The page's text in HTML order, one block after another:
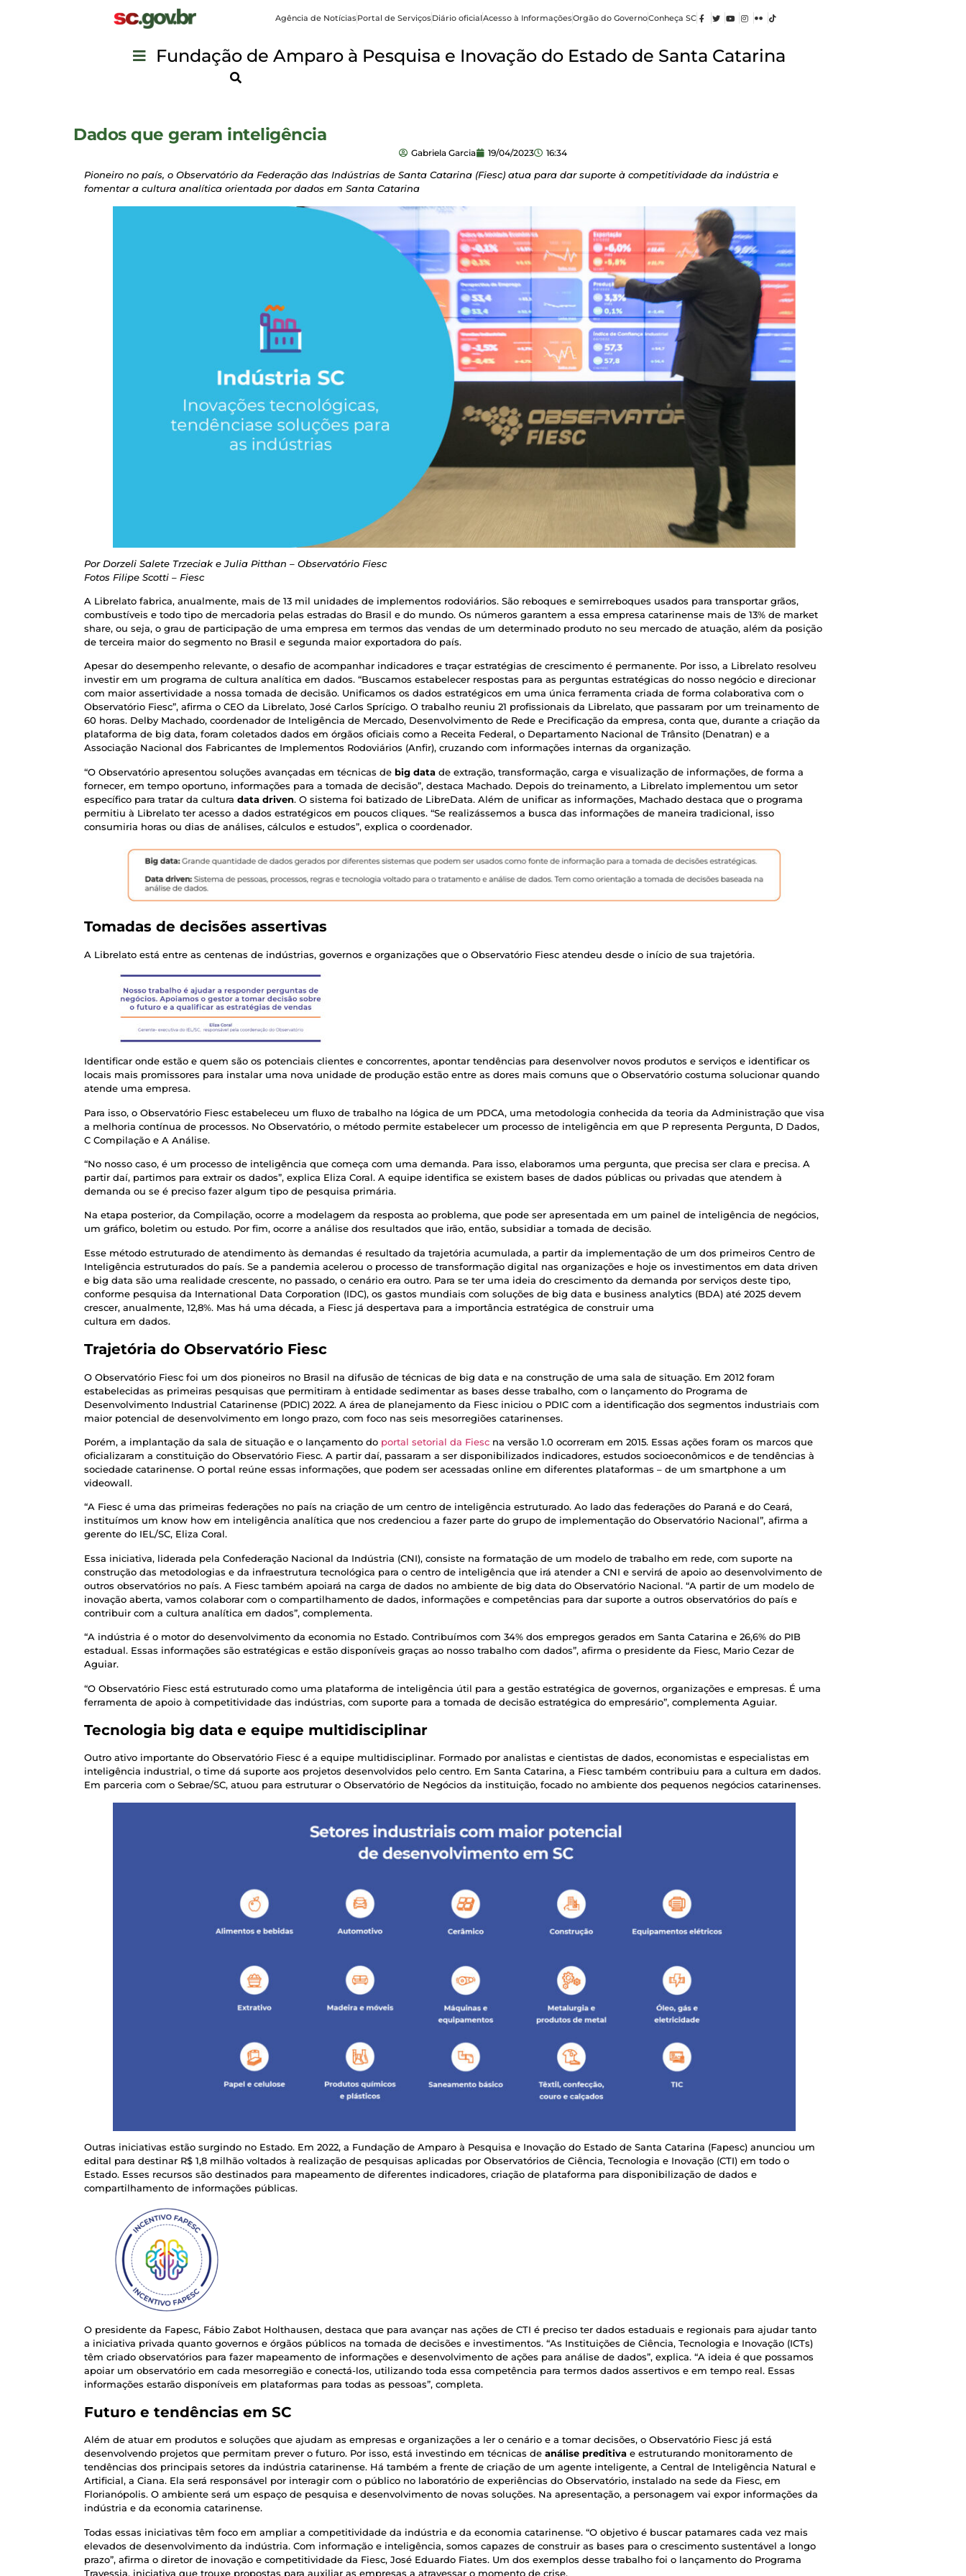
Agência de NotíciasPortal de ServiçosDiário oficialAcesso à InformaçõesOrgão do GovernoConheça SC
Fundação de Amparo à Pesquisa e Inovação do Estado de Santa Catarina
Dados que geram inteligência
Gabriela Garcia 19/04/2023 16:34
Pioneiro no país, o Observatório da Federação das Indústrias de Santa Catarina (Fiesc) atua para dar suporte à competitividade da indústria e
fomentar a cultura analítica orientada por dados em Santa Catarina
Por Dorzeli Salete Trzeciak e Julia Pitthan – Observatório Fiesc
Fotos Filipe Scotti – Fiesc
A Librelato fabrica, anualmente, mais de 13 mil unidades de implementos rodoviários. São reboques e semirreboques usados para transportar grãos,
combustíveis e todo tipo de mercadoria pelas estradas do Brasil e do mundo. Os números garantem a essa empresa catarinense mais de 13% de market
share, ou seja, o grau de participação de uma empresa em termos das vendas de um determinado produto no seu mercado de atuação, além da posição
de terceira maior do segmento no Brasil e segunda maior exportadora do país.
Apesar do desempenho relevante, o desafio de acompanhar indicadores e traçar estratégias de crescimento é permanente. Por isso, a Librelato resolveu
investir em um programa de cultura analítica em dados. “Buscamos estabelecer respostas para as perguntas estratégicas do nosso negócio e direcionar
com maior assertividade a nossa tomada de decisão. Unificamos os dados estratégicos em uma única ferramenta criada de forma colaborativa com o
Observatório Fiesc”, afirma o CEO da Librelato, José Carlos Sprícigo. O trabalho reuniu 21 profissionais da Librelato, que passaram por um treinamento de
60 horas. Delby Machado, coordenador de Inteligência de Mercado, Desenvolvimento de Rede e Precificação da empresa, conta que, durante a criação da
plataforma de big data, foram coletados dados em órgãos oficiais como a Receita Federal, o Departamento Nacional de Trânsito (Denatran) e a
Associação Nacional dos Fabricantes de Implementos Rodoviários (Anfir), cruzando com informações internas da organização.
“O Observatório apresentou soluções avançadas em técnicas de big data de extração, transformação, carga e visualização de informações, de forma a
fornecer, em tempo oportuno, informações para a tomada de decisão”, destaca Machado. Depois do treinamento, a Librelato implementou um setor
específico para tratar da cultura data driven. O sistema foi batizado de LibreData. Além de unificar as informações, Machado destaca que o programa
permitiu à Librelato ter acesso a dados estratégicos em poucos cliques. “Se realizássemos a busca das informações de maneira tradicional, isso
consumiria horas ou dias de análises, cálculos e estudos”, explica o coordenador.
Tomadas de decisões assertivas
A Librelato está entre as centenas de indústrias, governos e organizações que o Observatório Fiesc atendeu desde o início de sua trajetória.
Identificar onde estão e quem são os potenciais clientes e concorrentes, apontar tendências para desenvolver novos produtos e serviços e identificar os
locais mais promissores para instalar uma nova unidade de produção estão entre as dores mais comuns que o Observatório costuma solucionar quando
atende uma empresa.
Para isso, o Observatório Fiesc estabeleceu um fluxo de trabalho na lógica de um PDCA, uma metodologia conhecida da teoria da Administração que visa
a melhoria contínua de processos. No Observatório, o método permite estabelecer um processo de inteligência em que P representa Pergunta, D Dados,
C Compilação e A Análise.
“No nosso caso, é um processo de inteligência que começa com uma demanda. Para isso, elaboramos uma pergunta, que precisa ser clara e precisa. A
partir daí, partimos para extrair os dados”, explica Eliza Coral. A equipe identifica se existem bases de dados públicas ou privadas que atendem à
demanda ou se é preciso fazer algum tipo de pesquisa primária.
Na etapa posterior, da Compilação, ocorre a modelagem da resposta ao problema, que pode ser apresentada em um painel de inteligência de negócios,
um gráfico, boletim ou estudo. Por fim, ocorre a análise dos resultados que irão, então, subsidiar a tomada de decisão.
Esse método estruturado de atendimento às demandas é resultado da trajetória acumulada, a partir da implementação de um dos primeiros Centro de
Inteligência estruturados do país. Se a pandemia acelerou o processo de transformação digital nas organizações e hoje os investimentos em data driven
e big data são uma realidade crescente, no passado, o cenário era outro. Para se ter uma ideia do crescimento da demanda por serviços deste tipo,
conforme pesquisa da International Data Corporation (IDC), os gastos mundiais com soluções de big data e business analytics (BDA) até 2025 devem
crescer, anualmente, 12,8%. Mas há uma década, a Fiesc já despertava para a importância estratégica de construir uma
cultura em dados.
Trajetória do Observatório Fiesc
O Observatório Fiesc foi um dos pioneiros no Brasil na difusão de técnicas de big data e na construção de uma sala de situação. Em 2012 foram
estabelecidas as primeiras pesquisas que permitiram à entidade sedimentar as bases desse trabalho, com o lançamento do Programa de
Desenvolvimento Industrial Catarinense (PDIC) 2022. A área de planejamento da Fiesc iniciou o PDIC com a identificação dos segmentos industriais com
maior potencial de desenvolvimento em longo prazo, com foco nas seis mesorregiões catarinenses.
Porém, a implantação da sala de situação e o lançamento do portal setorial da Fiesc na versão 1.0 ocorreram em 2015. Essas ações foram os marcos que
oficializaram a constituição do Observatório Fiesc. A partir daí, passaram a ser disponibilizados indicadores, estudos socioeconômicos e de tendências à
sociedade catarinense. O portal reúne essas informações, que podem ser acessadas online em diferentes plataformas – de um smartphone a um
videowall.
“A Fiesc é uma das primeiras federações no país na criação de um centro de inteligência estruturado. Ao lado das federações do Paraná e do Ceará,
instituímos um know how em inteligência analítica que nos credenciou a fazer parte do grupo de implementação do Observatório Nacional”, afirma a
gerente do IEL/SC, Eliza Coral.
Essa iniciativa, liderada pela Confederação Nacional da Indústria (CNI), consiste na formatação de um modelo de trabalho em rede, com suporte na
construção das metodologias e da infraestrutura tecnológica para o centro de inteligência que irá atender a CNI e servirá de apoio ao desenvolvimento de
outros observatórios no país. A Fiesc também apoiará na carga de dados no ambiente de big data do Observatório Nacional. “A partir de um modelo de
inovação aberta, vamos colaborar com o compartilhamento de dados, informações e competências para dar suporte a outros observatórios do país e
contribuir com a cultura analítica em dados”, complementa.
“A indústria é o motor do desenvolvimento da economia no Estado. Contribuímos com 34% dos empregos gerados em Santa Catarina e 26,6% do PIB
estadual. Essas informações são estratégicas e estão disponíveis graças ao nosso trabalho com dados”, afirma o presidente da Fiesc, Mario Cezar de
Aguiar.
“O Observatório Fiesc está estruturado como uma plataforma de inteligência útil para a gestão estratégica de governos, organizações e empresas. É uma
ferramenta de apoio à competitividade das indústrias, com suporte para a tomada de decisão estratégica do empresário”, complementa Aguiar.
Tecnologia big data e equipe multidisciplinar
Outro ativo importante do Observatório Fiesc é a equipe multidisciplinar. Formado por analistas e cientistas de dados, economistas e especialistas em
inteligência industrial, o time dá suporte aos projetos desenvolvidos pelo centro. Em Santa Catarina, a Fiesc também contribuiu para a cultura em dados.
Em parceria com o Sebrae/SC, atuou para estruturar o Observatório de Negócios da instituição, focado no ambiente dos pequenos negócios catarinenses.
Outras iniciativas estão surgindo no Estado. Em 2022, a Fundação de Amparo à Pesquisa e Inovação do Estado de Santa Catarina (Fapesc) anunciou um
edital para destinar R$ 1,8 milhão voltados à realização de pesquisas aplicadas por Observatórios de Ciência, Tecnologia e Inovação (CTI) em todo o
Estado. Esses recursos são destinados para mapeamento de diferentes indicadores, criação de plataforma para disponibilização de dados e
compartilhamento de informações públicas.
O presidente da Fapesc, Fábio Zabot Holthausen, destaca que para avançar nas ações de CTI é preciso ter dados estaduais e regionais para ajudar tanto
a iniciativa privada quanto governos e órgãos públicos na tomada de decisões e investimentos. “As Instituições de Ciência, Tecnologia e Inovação (ICTs)
têm criado observatórios para fazer mapeamento de informações e desenvolvimento de ações para análise de dados”, explica. “A ideia é que possamos
apoiar um observatório em cada mesorregião e conectá-los, utilizando toda essa competência para termos dados assertivos e em tempo real. Essas
informações estarão disponíveis em plataformas para todas as pessoas”, completa.
Futuro e tendências em SC
Além de atuar em produtos e soluções que ajudam as empresas e organizações a ler o cenário e a tomar decisões, o Observatório Fiesc já está
desenvolvendo projetos que permitam prever o futuro. Por isso, está investindo em técnicas de análise preditiva e estruturando monitoramento de
tendências dos principais setores da indústria catarinense. Há também a frente de criação de um agente inteligente, a Central de Inteligência Natural e
Artificial, a Ciana. Ela será responsável por interagir com o público no laboratório de experiências do Observatório, instalado na sede da Fiesc, em
Florianópolis. O ambiente será um espaço de pesquisa e desenvolvimento de novas soluções. Na apresentação, a personagem vai expor informações da
indústria e da economia catarinense.
Todas essas iniciativas têm foco em ampliar a competitividade da indústria e da economia catarinense. “O objetivo é buscar patamares cada vez mais
elevados de desenvolvimento da indústria. Com informação e inteligência, somos capazes de construir as bases para o crescimento sustentável a longo
prazo”, afirma o diretor de inovação e competitividade da Fiesc, José Eduardo Fiates. Um dos exemplos desse trabalho foi o lançamento do Programa
Travessia, iniciativa que trouxe propostas para auxiliar as empresas a atravessar o momento de crise.